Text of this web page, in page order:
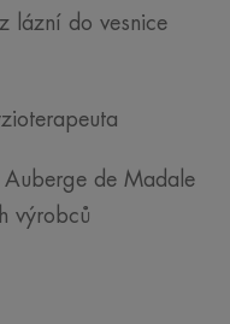
lázní do vesnice
de Madale
výrobců